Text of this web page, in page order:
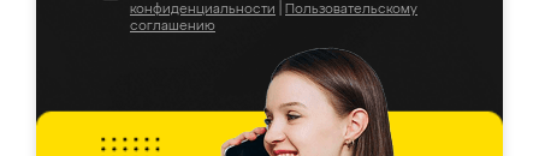
конфиденциальности
Пользовательскому
соглашению